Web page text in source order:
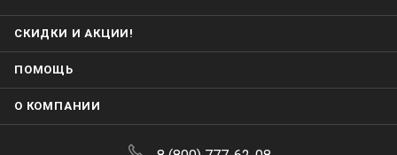
СКИДКИ И АКЦИИ!
ПОМОЩЬ
О КОМПАНИИ